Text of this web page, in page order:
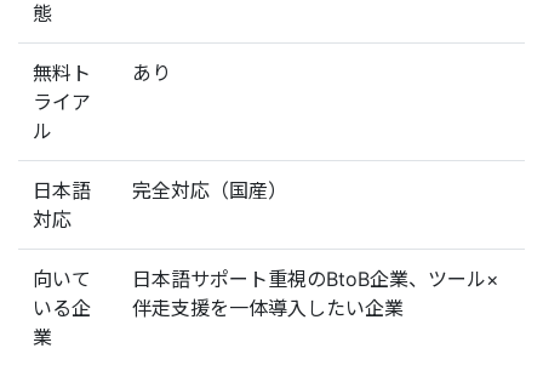
態
無料ト
ライア
ル
あり
日本語
対応
完全対応（国産）
向いて
いる企
業
日本語サポート重視のBtoB企業、ツール×
伴走支援を一体導入したい企業